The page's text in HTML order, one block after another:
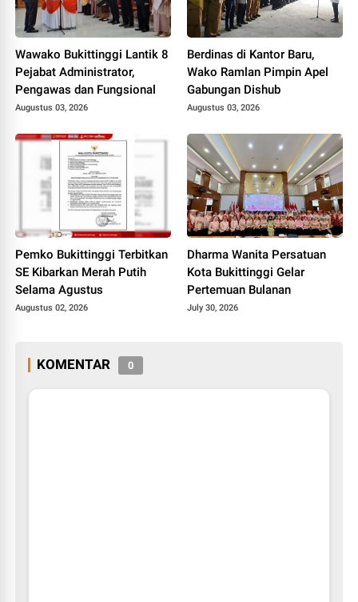
Wawako Bukittinggi Lantik 8
Pejabat Administrator,
Pengawas dan Fungsional
Augustus 03, 2026
Berdinas di Kantor Baru,
Wako Ramlan Pimpin Apel
Gabungan Dishub
Augustus 03, 2026
Pemko Bukittinggi Terbitkan
SE Kibarkan Merah Putih
Selama Agustus
Augustus 02, 2026
Dharma Wanita Persatuan
Kota Bukittinggi Gelar
Pertemuan Bulanan
July 30, 2026
KOMENTAR 0